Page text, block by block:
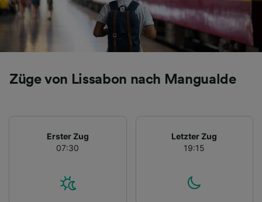
Züge von Lissabon nach Mangualde
Erster Zug
07:30
Letzter Zug
19:15